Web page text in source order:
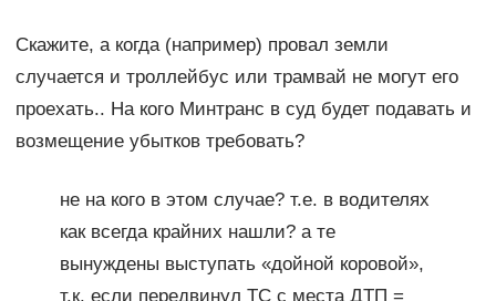
Скажите, а когда (например) провал земли
случается и троллейбус или трамвай не могут его
проехать.. На кого Минтранс в суд будет подавать и
возмещение убытков требовать?
не на кого в этом случае? т.е. в водителях
как всегда крайних нашли? а те
вынуждены выступать «дойной коровой»,
т.к. если передвинул ТС с места ДТП =